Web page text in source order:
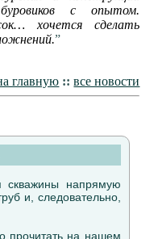
с опытом.
хочется сделать
”
главную :: все новости
скважины напрямую
и, следовательно,
прочитать на нашем